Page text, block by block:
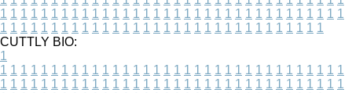
1 1 1 1 1 1 1 1 1 1 1 1 1 1 1 1 1 1 1 1 1 1 1 1 1 1 1 1 1 1 1 1 1 1
1 1 1 1 1 1 1 1 1 1 1 1 1 1 1 1 1 1 1 1 1 1 1 1 1 1 1 1 1 1 1 1
CUTTLY BIO:
1
1 1 1 1 1 1 1 1 1 1 1 1 1 1 1 1 1 1 1 1 1 1 1 1 1 1 1 1 1 1 1 1 1 1
1 1 1 1 1 1 1 1 1 1 1 1 1 1 1 1 1 1 1 1 1 1 1 1 1 1 1 1 1 1 1 1 1 1